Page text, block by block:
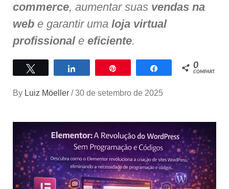
commerce, aumentar suas vendas na
web e garantir uma loja virtual
profissionale eficiente.
Compartilhar Compartilhar
0
COMPART.
By Luiz Möeller / 30 de setembro de 2025